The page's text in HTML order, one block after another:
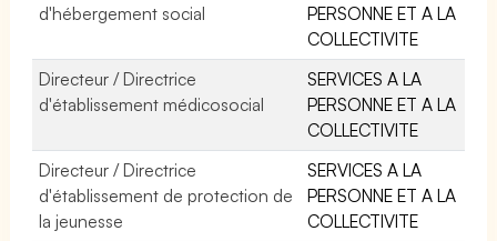
d'hébergement social
PERSONNE ET A LA
COLLECTIVITE
Directeur / Directrice
d'établissement médicosocial
SERVICES A LA
PERSONNE ET A LA
COLLECTIVITE
Directeur / Directrice
d'établissement de protection de
la jeunesse
SERVICES A LA
PERSONNE ET A LA
COLLECTIVITE